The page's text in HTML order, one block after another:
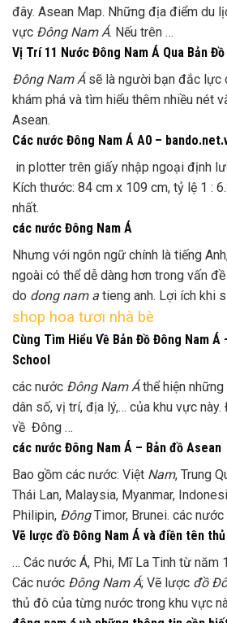
đây. Asean Map. Những địa điểm du
vực Đông Nam Á. Nếu trên …
Vị Trí 11 Nước Đông Nam Á Qua Bản
Đông Nam Á sẽ là người bạn đắc lực
khám phá và tìm hiểu thêm nhiều nét
Asean.
Các nước Đông Nam Á A0 –
in plotter trên giấy nhập ngoại định
Kích thước: 84 cm x 109 cm, tỷ lệ 1 :
nhất.
các nước Đông Nam Á
Nhưng với ngôn ngữ chính là tiếng
ngoài có thể dễ dàng hơn trong vấn
do dong nam a tieng anh. Lợi ích khi
shop hoa tươi nhà bè
Cùng Tìm Hiểu Về Bản Đồ Đông Nam
School
các nước Đông Nam Á thể hiện
dân số, vị trí, địa lý,… của khu vực này.
về Đông …
các nước Đông Nam Á – Bản đồ Asean
Bao gồm các nước: Việt Nam, Trung
Thái Lan, Malaysia, Myanmar,
Philipin, ĐôngTimor, Brunei. các nước
Vẽ lược đồ Đông Nam Á và điền tên
… Các nước Á, Phi, Mĩ La Tinh từ năm
Các nước Đông Nam Á; Vẽ lược đồ
thủ đô của từng nước trong khu vực